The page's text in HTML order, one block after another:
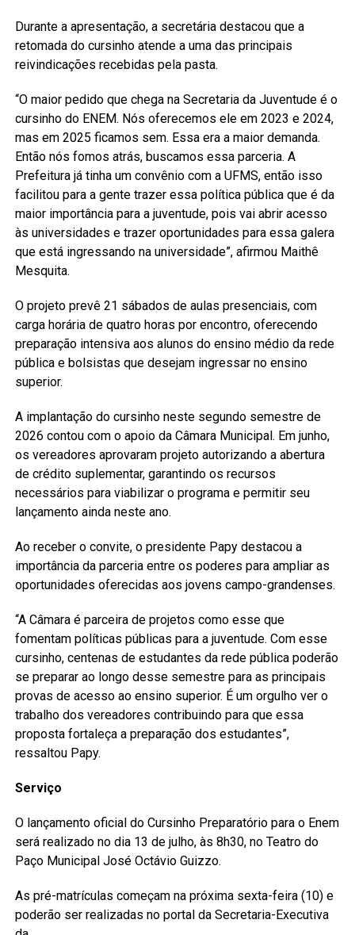
Durante a apresentação, a secretária destacou que a
retomada do cursinho atende a uma das principais
reivindicações recebidas pela pasta.
“O maior pedido que chega na Secretaria da Juventude é o
cursinho do ENEM. Nós oferecemos ele em 2023 e 2024,
mas em 2025 ficamos sem. Essa era a maior demanda.
Então nós fomos atrás, buscamos essa parceria. A
Prefeitura já tinha um convênio com a UFMS, então isso
facilitou para a gente trazer essa política pública que é da
maior importância para a juventude, pois vai abrir acesso
às universidades e trazer oportunidades para essa galera
que está ingressando na universidade”, afirmou Maithê
Mesquita.
O projeto prevê 21 sábados de aulas presenciais, com
carga horária de quatro horas por encontro, oferecendo
preparação intensiva aos alunos do ensino médio da rede
pública e bolsistas que desejam ingressar no ensino
superior.
A implantação do cursinho neste segundo semestre de
2026 contou com o apoio da Câmara Municipal. Em junho,
os vereadores aprovaram projeto autorizando a abertura
de crédito suplementar, garantindo os recursos
necessários para viabilizar o programa e permitir seu
lançamento ainda neste ano.
Ao receber o convite, o presidente Papy destacou a
importância da parceria entre os poderes para ampliar as
oportunidades oferecidas aos jovens campo-grandenses.
“A Câmara é parceira de projetos como esse que
fomentam políticas públicas para a juventude. Com esse
cursinho, centenas de estudantes da rede pública poderão
se preparar ao longo desse semestre para as principais
provas de acesso ao ensino superior. É um orgulho ver o
trabalho dos vereadores contribuindo para que essa
proposta fortaleça a preparação dos estudantes”,
ressaltou Papy.
Serviço
O lançamento oficial do Cursinho Preparatório para o Enem
será realizado no dia 13 de julho, às 8h30, no Teatro do
Paço Municipal José Octávio Guizzo.
As pré-matrículas começam na próxima sexta-feira (10) e
poderão ser realizadas no portal da Secretaria-Executiva